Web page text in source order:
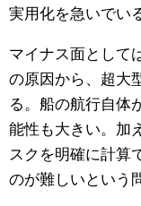
実用化を急いでい
マイナス面として
の原因から、超大
る。船の航行自体
能性も大きい。加
スクを明確に計算
のが難しいという